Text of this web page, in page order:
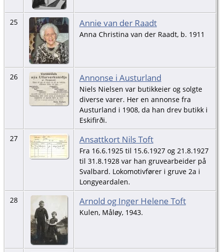
25 Annie van der Raadt
Anna Christina van der Raadt, b. 1911
26 Annonse i Austurland
Niels Nielsen var butikkeier og solgte
diverse varer. Her en annonse fra
Austurland i 1908, da han drev butikk i
Eskifirði.
27
Ansattkort Nils Toft
Fra 16.6.1925 til 15.6.1927 og 21.8.1927
til 31.8.1928 var han gruvearbeider på
Svalbard. Lokomotivfører i gruve 2a i
Longyeardalen.
28
Arnold og Inger Helene Toft
Kulen, Måløy, 1943.